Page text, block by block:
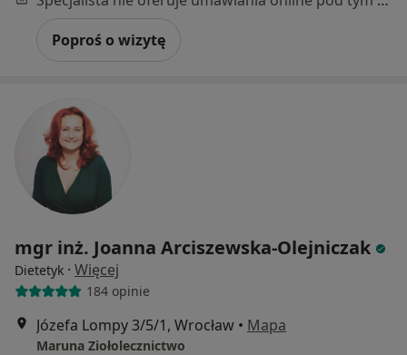
Poproś o wizytę
mgr inż. Joanna Arciszewska-Olejniczak
Dietetyk · Więcej
184 opinie
Józefa Lompy 3/5/1, Wrocław • Mapa
Maruna Ziołolecznictwo